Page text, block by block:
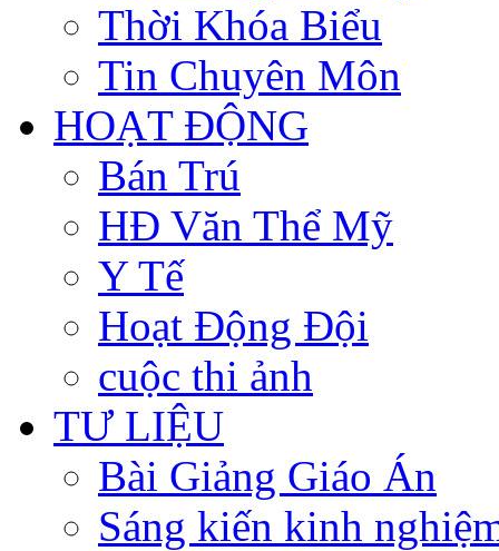
Thời Khóa Biểu
Tin Chuyên Môn
HOẠT ĐỘNG
Bán Trú
HĐ Văn Thể Mỹ
Y Tế
Hoạt Động Đội
cuộc thi ảnh
TƯ LIỆU
Bài Giảng Giáo Án
Sáng kiến kinh